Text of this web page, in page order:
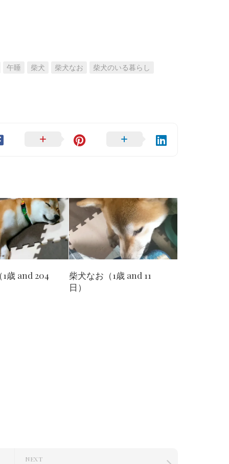
午睡 柴犬 柴犬なお 柴犬のいる暮らし
歳 and 204
柴犬なお（1歳 and 11
日）
NEXT